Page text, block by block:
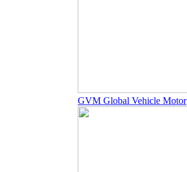
GVM Global Vehicle Motor